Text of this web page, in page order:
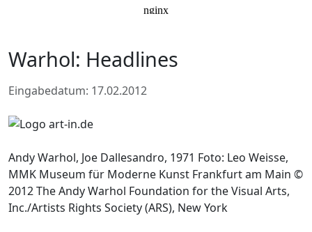
Warhol: Headlines
Eingabedatum: 17.02.2012
Andy Warhol, Joe Dallesandro, 1971 Foto: Leo Weisse,
MMK Museum für Moderne Kunst Frankfurt am Main ©
2012 The Andy Warhol Foundation for the Visual Arts,
Inc./Artists Rights Society (ARS), New York